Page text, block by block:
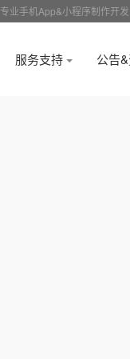
专业手机App&小程序制作开
服务支持 公告